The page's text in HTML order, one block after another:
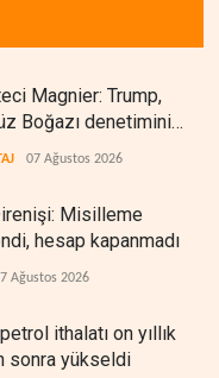
Magnier: Trump,
Boğazı denetimini
İran ve Umman'a
07 Ağustos 2026
Misilleme
hesap kapanmadı
Ağustos 2026
ithalatı on yıllık
sonra yükseldi